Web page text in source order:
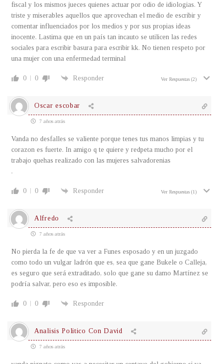
fiscal y los mismos jueces quienes actuar por odio de idiologias. Y
triste y miserables aquellos que aprovechan el medio de escribir y
comentar influenciados por los medios y por sus propias ideas
inocente. Lastima que en un país tan incauto se utilicen las redes
sociales para escribir basura para escribir kk. No tienen respeto por
una mujer con una enfermedad terminal
0 0 Responder Ver Respuestas (2)
Oscar escobar
7 años atrás
Vanda no desfalles se valiente porque tenes tus manos limpias y tu
corazon es fuerte. In amigo q te quiere y redpeta mucho por el
trabajo quehas realizado con las mujeres salvadorenias
.
0 0 Responder Ver Respuestas (1)
Alfredo
7 años atrás
No pierda la fe de que va ver a Funes esposado y en un juzgado
como todo un vulgar ladrón que es, sea que gane Bukele o Calleja,
es seguro que será extraditado, solo que gane su damo Martínez se
podría salvar, pero eso es imposible.
0 0 Responder
Analisis Politico Con David
7 años atrás